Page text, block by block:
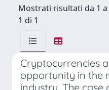
Mostrati risultati da 1 a
1 di 1
Cryptocurrencies
opportunity in the
industry. The case